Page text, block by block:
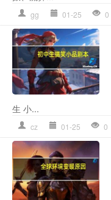
gg 01-25 0
生 小...
cz 01-25 0